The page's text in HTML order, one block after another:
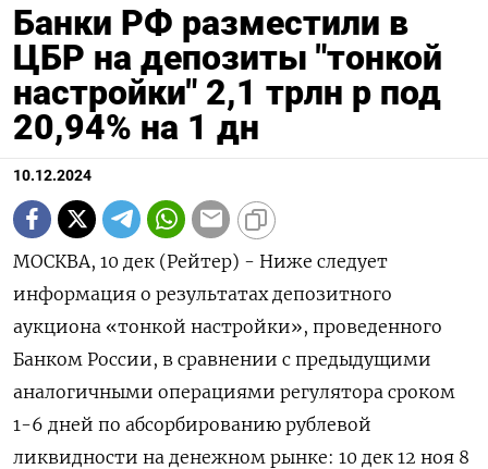
Банки РФ разместили в
ЦБР на депозиты "тонкой
настройки" 2,1 трлн р под
20,94% на 1 дн
10.12.2024
МОСКВА, 10 дек (Рейтер) - Ниже следует
информация о результатах депозитного
аукциона «тонкой настройки», проведенного
Банком России, в сравнении с предыдущими
аналогичными операциями регулятора сроком
1-6 дней по абсорбированию рублевой
ликвидности на денежном рынке: 10 дек 12 ноя 8